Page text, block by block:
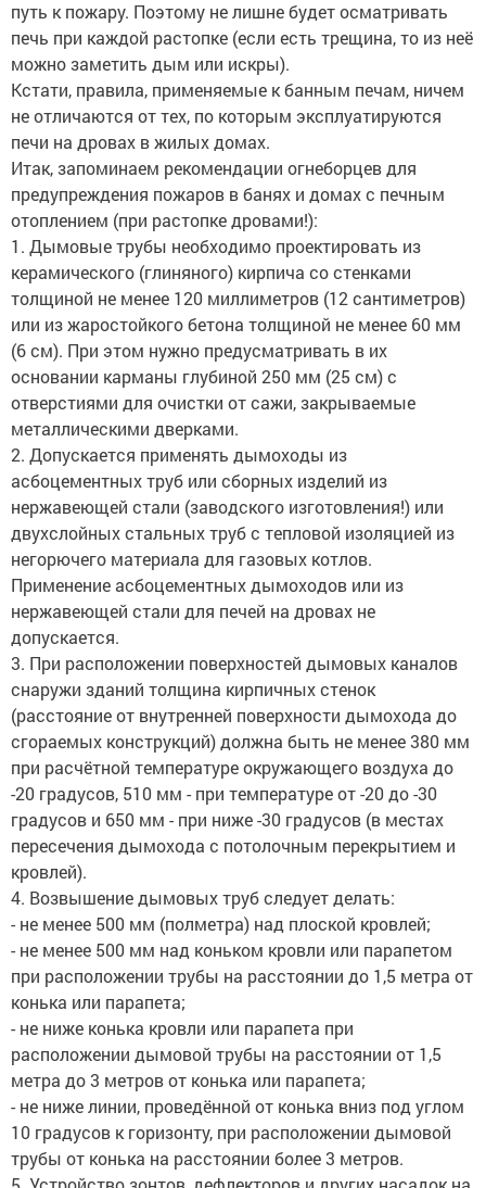
путь к пожару. Поэтому не лишне будет осматривать
печь при каждой растопке (если есть трещина, то из неё
можно заметить дым или искры).
Кстати, правила, применяемые к банным печам, ничем
не отличаются от тех, по которым эксплуатируются
печи на дровах в жилых домах.
Итак, запоминаем рекомендации огнеборцев для
предупреждения пожаров в банях и домах с печным
отоплением (при растопке дровами!):
1. Дымовые трубы необходимо проектировать из
керамического (глиняного) кирпича со стенками
толщиной не менее 120 миллиметров (12 сантиметров)
или из жаростойкого бетона толщиной не менее 60 мм
(6 см). При этом нужно предусматривать в их
основании карманы глубиной 250 мм (25 см) с
отверстиями для очистки от сажи, закрываемые
металлическими дверками.
2. Допускается применять дымоходы из
асбоцементных труб или сборных изделий из
нержавеющей стали (заводского изготовления!) или
двухслойных стальных труб с тепловой изоляцией из
негорючего материала для газовых котлов.
Применение асбоцементных дымоходов или из
нержавеющей стали для печей на дровах не
допускается.
3. При расположении поверхностей дымовых каналов
снаружи зданий толщина кирпичных стенок
(расстояние от внутренней поверхности дымохода до
сгораемых конструкций) должна быть не менее 380 мм
при расчётной температуре окружающего воздуха до
-20 градусов, 510 мм - при температуре от -20 до -30
градусов и 650 мм - при ниже -30 градусов (в местах
пересечения дымохода с потолочным перекрытием и
кровлей).
4. Возвышение дымовых труб следует делать:
- не менее 500 мм (полметра) над плоской кровлей;
- не менее 500 мм над коньком кровли или парапетом
при расположении трубы на расстоянии до 1,5 метра от
конька или парапета;
- не ниже конька кровли или парапета при
расположении дымовой трубы на расстоянии от 1,5
метра до 3 метров от конька или парапета;
- не ниже линии, проведённой от конька вниз под углом
10 градусов к горизонту, при расположении дымовой
трубы от конька на расстоянии более 3 метров.